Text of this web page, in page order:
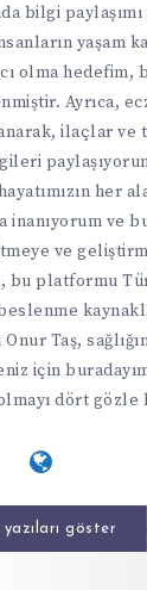
bilgi paylaşımı
yaşam
olma hedefim,
Ayrıca,
ilaçlar ve
her
inanıyorum ve
ve
bu platformu
Taş,
için
dört gözle
yazıları göster